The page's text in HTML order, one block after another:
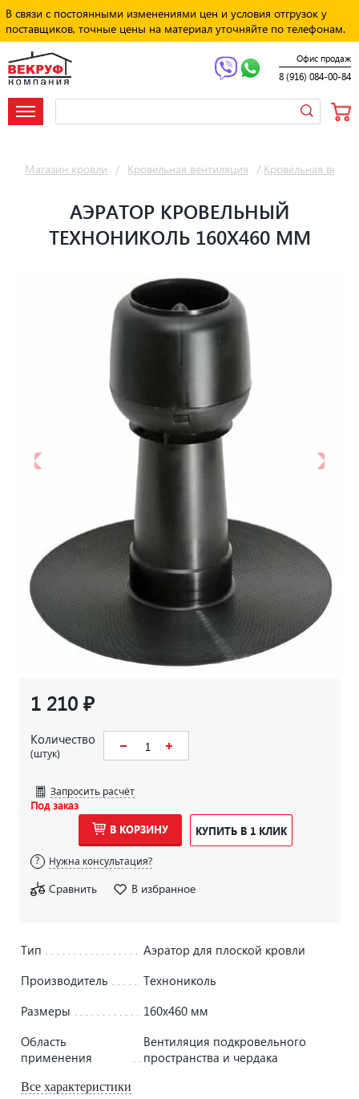
В связи с постоянными изменениями цен и условия отгрузок у
поставщиков, точные цены на материал уточняйте по телефонам.
Офис продаж
8 (916) 084-00-84
Магазин кровли / Кровельная вентиляция / Кровельная
АЭРАТОР КРОВЕЛЬНЫЙ
ТЕХНОНИКОЛЬ 160Х460 ММ
1 210 ₽
Количество
(штук)
Запросить расчёт
Под заказ
В КОРЗИНУ
КУПИТЬ В 1 КЛИК
Нужна консультация?
Сравнить В избранное
Тип
Аэратор для плоской кровли
Производитель
Технониколь
Размеры
160х460 мм
Область
применения
Вентиляция подкровельного
пространства и чердака
Все характеристики